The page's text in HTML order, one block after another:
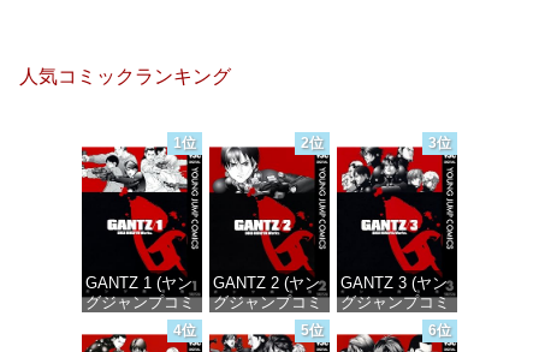
人気コミックランキング
1位
GANTZ 1 (ヤン
グジャンプコミ
ックスDIGITAL)
2位
GANTZ 2 (ヤン
グジャンプコミ
ックスDIGITAL)
3位
GANTZ 3 (ヤン
グジャンプコミ
ックスDIGITAL)
4位 5位 6位